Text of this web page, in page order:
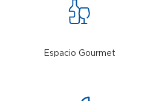
Espacio Gourmet